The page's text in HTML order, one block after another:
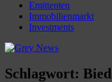
Emittenten
Immobilienmarkt
Investments
Schlagwort: